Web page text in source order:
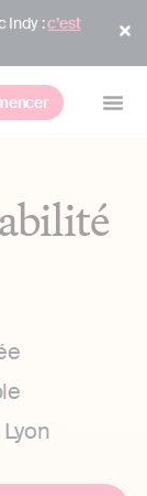
Indy :c’est